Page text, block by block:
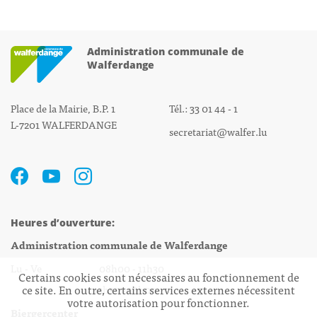
Administration communale de
Walferdange
Place de la Mairie, B.P. 1
L-7201 WALFERDANGE
Tél.: 33 01 44 - 1
secretariat@walfer.lu
Heures d’ouverture:
Administration communale de Walferdange
13h30 - 16h00
Biergercenter
Certains cookies sont nécessaires au fonctionnement de
ce site. En outre, certains services externes nécessitent
votre autorisation pour fonctionner.